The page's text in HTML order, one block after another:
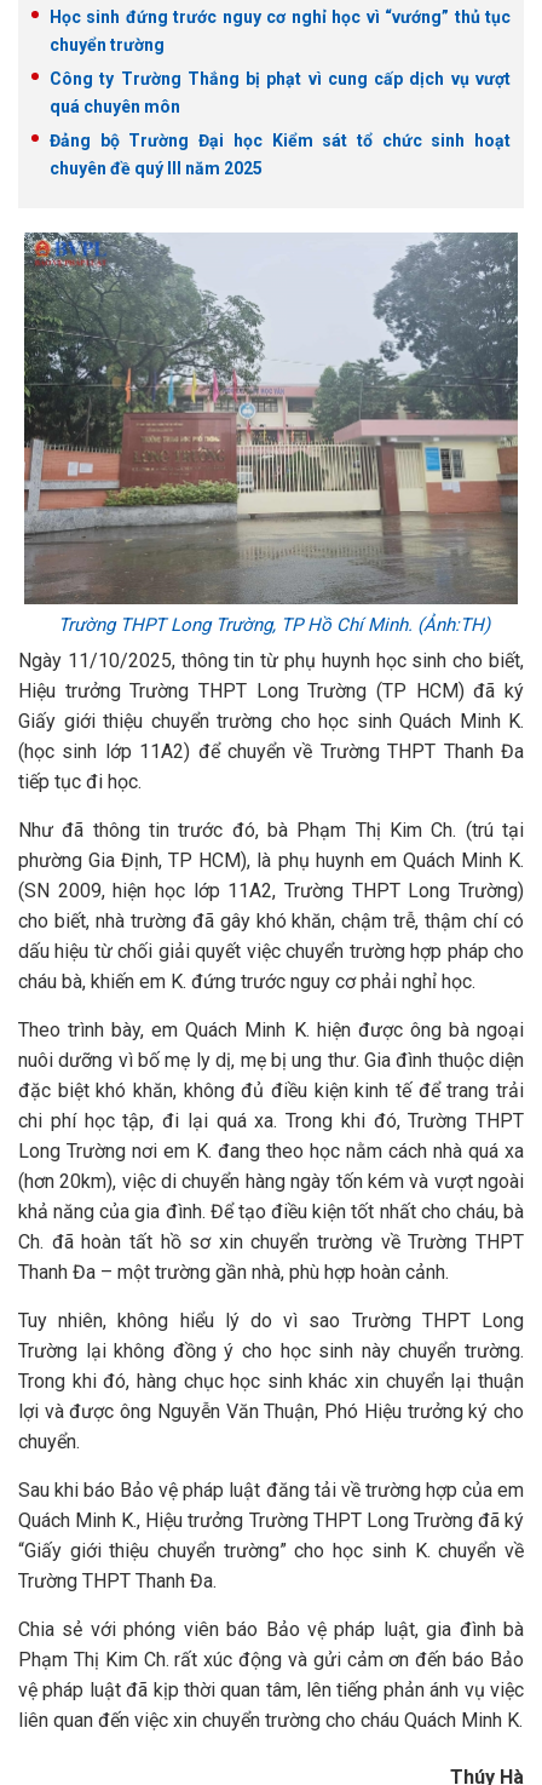
Học sinh đứng trước nguy cơ nghỉ học vì “vướng” thủ tục
chuyển trường
Công ty Trường Thắng bị phạt vì cung cấp dịch vụ vượt
quá chuyên môn
Đảng bộ Trường Đại học Kiểm sát tổ chức sinh hoạt
chuyên đề quý III năm 2025
Trường THPT Long Trường, TP Hồ Chí Minh. (Ảnh:TH)
Ngày 11/10/2025, thông tin từ phụ huynh học sinh cho biết,
Hiệu trưởng Trường THPT Long Trường (TP HCM) đã ký
Giấy giới thiệu chuyển trường cho học sinh Quách Minh K.
(học sinh lớp 11A2) để chuyển về Trường THPT Thanh Đa
tiếp tục đi học.
Như đã thông tin trước đó, bà Phạm Thị Kim Ch. (trú tại
phường Gia Định, TP HCM), là phụ huynh em Quách Minh K.
(SN 2009, hiện học lớp 11A2, Trường THPT Long Trường)
cho biết, nhà trường đã gây khó khăn, chậm trễ, thậm chí có
dấu hiệu từ chối giải quyết việc chuyển trường hợp pháp cho
cháu bà, khiến em K. đứng trước nguy cơ phải nghỉ học.
Theo trình bày, em Quách Minh K. hiện được ông bà ngoại
nuôi dưỡng vì bố mẹ ly dị, mẹ bị ung thư. Gia đình thuộc diện
đặc biệt khó khăn, không đủ điều kiện kinh tế để trang trải
chi phí học tập, đi lại quá xa. Trong khi đó, Trường THPT
Long Trường nơi em K. đang theo học nằm cách nhà quá xa
(hơn 20km), việc di chuyển hàng ngày tốn kém và vượt ngoài
khả năng của gia đình. Để tạo điều kiện tốt nhất cho cháu, bà
Ch. đã hoàn tất hồ sơ xin chuyển trường về Trường THPT
Thanh Đa – một trường gần nhà, phù hợp hoàn cảnh.
Tuy nhiên, không hiểu lý do vì sao Trường THPT Long
Trường lại không đồng ý cho học sinh này chuyển trường.
Trong khi đó, hàng chục học sinh khác xin chuyển lại thuận
lợi và được ông Nguyễn Văn Thuận, Phó Hiệu trưởng ký cho
chuyển.
Sau khi báo Bảo vệ pháp luật đăng tải về trường hợp của em
Quách Minh K., Hiệu trưởng Trường THPT Long Trường đã ký
“Giấy giới thiệu chuyển trường” cho học sinh K. chuyển về
Trường THPT Thanh Đa.
Chia sẻ với phóng viên báo Bảo vệ pháp luật, gia đình bà
Phạm Thị Kim Ch. rất xúc động và gửi cảm ơn đến báo Bảo
vệ pháp luật đã kịp thời quan tâm, lên tiếng phản ánh vụ việc
liên quan đến việc xin chuyển trường cho cháu Quách Minh K.
Thúy Hà